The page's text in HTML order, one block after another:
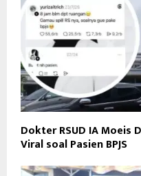
Dokter RSUD IA
Viral soal Pasien BPJS